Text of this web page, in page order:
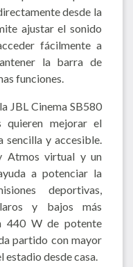
desde la
ajustar el sonido
fácilmente a
la barra de
funciones.
JBL Cinema SB580
quieren mejorar el
sencilla y accesible.
Atmos virtual y un
a potenciar la
deportivas,
y bajos más
440 W de potente
partido con mayor
estadio desde casa.